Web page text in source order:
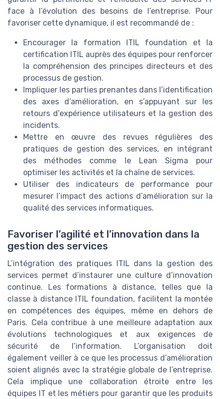
face à l’évolution des besoins de l’entreprise. Pour
favoriser cette dynamique, il est recommandé de :
Encourager la formation ITIL foundation et la
certification ITIL auprès des équipes pour renforcer
la compréhension des principes directeurs et des
processus de gestion.
Impliquer les parties prenantes dans l’identification
des axes d’amélioration, en s’appuyant sur les
retours d’expérience utilisateurs et la gestion des
incidents.
Mettre en œuvre des revues régulières des
pratiques de gestion des services, en intégrant
des méthodes comme le Lean Sigma pour
optimiser les activités et la chaîne de services.
Utiliser des indicateurs de performance pour
mesurer l’impact des actions d’amélioration sur la
qualité des services informatiques.
Favoriser l’agilité et l’innovation dans la
gestion des services
L’intégration des pratiques ITIL dans la gestion des
services permet d’instaurer une culture d’innovation
continue. Les formations à distance, telles que la
classe à distance ITIL foundation, facilitent la montée
en compétences des équipes, même en dehors de
Paris. Cela contribue à une meilleure adaptation aux
évolutions technologiques et aux exigences de
sécurité de l’information. L’organisation doit
également veiller à ce que les processus d’amélioration
soient alignés avec la stratégie globale de l’entreprise.
Cela implique une collaboration étroite entre les
équipes IT et les métiers pour garantir que les produits